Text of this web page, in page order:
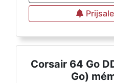
Corsair 64 Go
Go)